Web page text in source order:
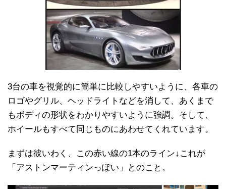
3台の車を視覚的に簡単に比較しやすいように、各車の
ロゴやグリル、ヘッドライトなどを消して、あくまで
もボディの形状をわかりやすいように強調。そして、
ホイールもすべて同じものにあわせてくれています。
まずは彼いわく、この赤い線の1本のライン↓これが
「アストンマーティンっぽい」とのこと。